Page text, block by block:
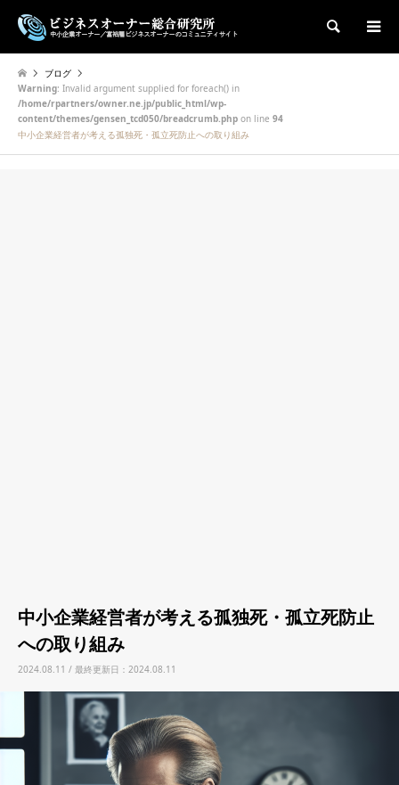
検索
ブログ
Warning: Invalid argument supplied for foreach() in
/home/rpartners/owner.ne.jp/public_html/wp-
content/themes/gensen_tcd050/breadcrumb.php on line 94
中小企業経営者が考える孤独死・孤立死防止への取り組み
中小企業経営者が考える孤独死・孤立死防止
への取り組み
2024.08.11 / 最終更新日：2024.08.11